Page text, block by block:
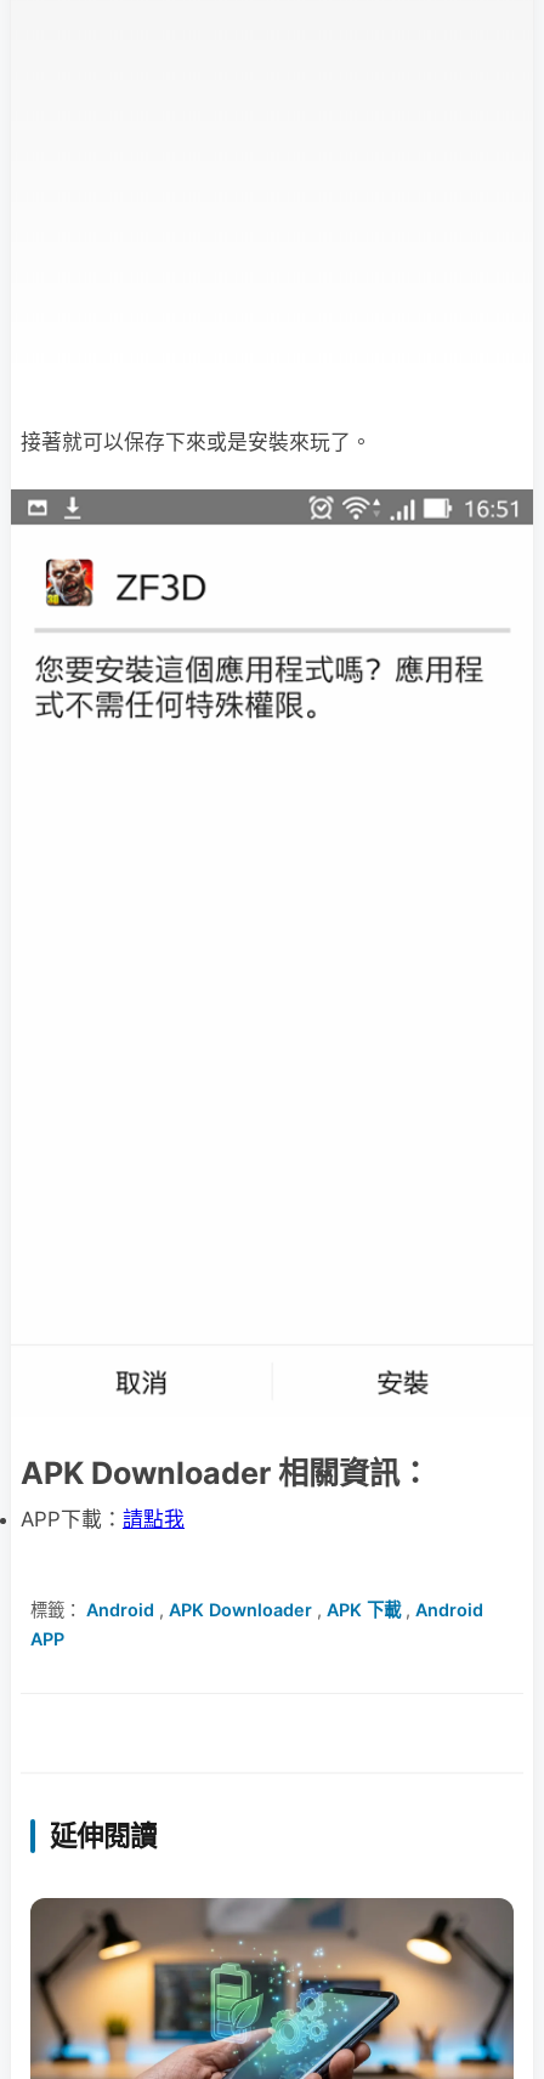
接著就可以保存下來或是安裝來玩了。
APK Downloader 相關資訊：
APP下載： 請點我
標籤： Android , APK Downloader , APK 下載, Android
APP
延伸閱讀